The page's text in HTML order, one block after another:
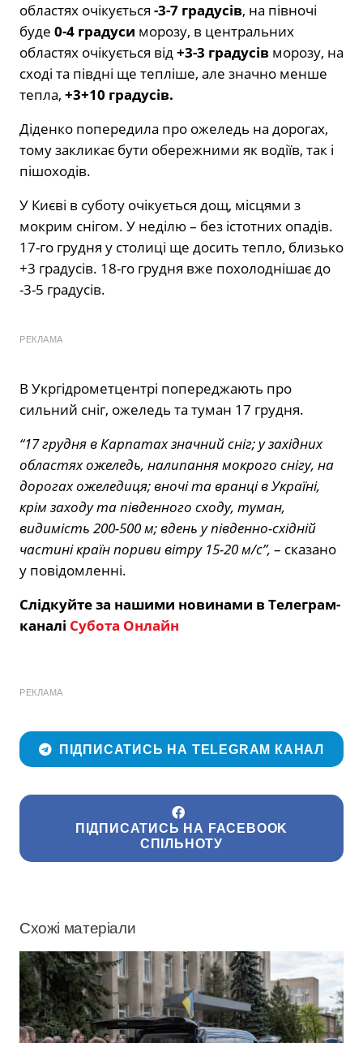
областях очікується -3-7 градусів, на півночі
буде 0-4 градуси морозу, в центральних
областях очікується від+3-3 градусів морозу, на
сході та півдні ще тепліше, але значно менше
тепла, +3+10 градусів.
Діденко попередила про ожеледь на дорогах,
тому закликає бути обережними як водіїв, так і
пішоходів.
У Києві в суботу очікується дощ, місцями з
мокрим снігом. У неділю – без істотних опадів.
17-го грудня у столиці ще досить тепло, близько
+3 градусів. 18-го грудня вже похолоднішає до
-3-5 градусів.
РЕКЛАМА
В Укргідрометцентрі попереджають про
сильний сніг, ожеледь та туман 17 грудня.
“17 грудня в Карпатах значний сніг; у західних
областях ожеледь, налипання мокрого снігу, на
дорогах ожеледиця; вночі та вранці в Україні,
крім заходу та південного сходу, туман,
видимість 200-500 м; вдень у південно-східній
частині країн пориви вітру 15-20 м/с”, – сказано
у повідомленні.
Слідкуйте за нашими новинами в Телеграм-
каналі Субота Онлайн
РЕКЛАМА
ПІДПИСАТИСЬ НА TELEGRAM КАНАЛ
ПІДПИСАТИСЬ НА FACEBOOK
СПІЛЬНОТУ
Схожі матеріали